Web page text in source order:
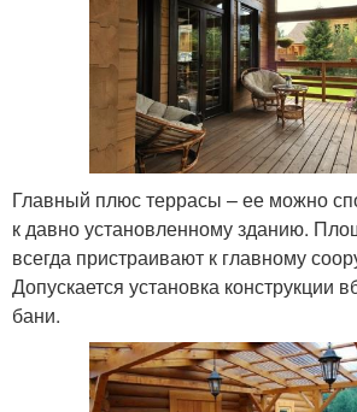
Главный плюс террасы – ее можно
к давно установленному зданию.
всегда пристраивают к главному
Допускается установка конструкции
бани.